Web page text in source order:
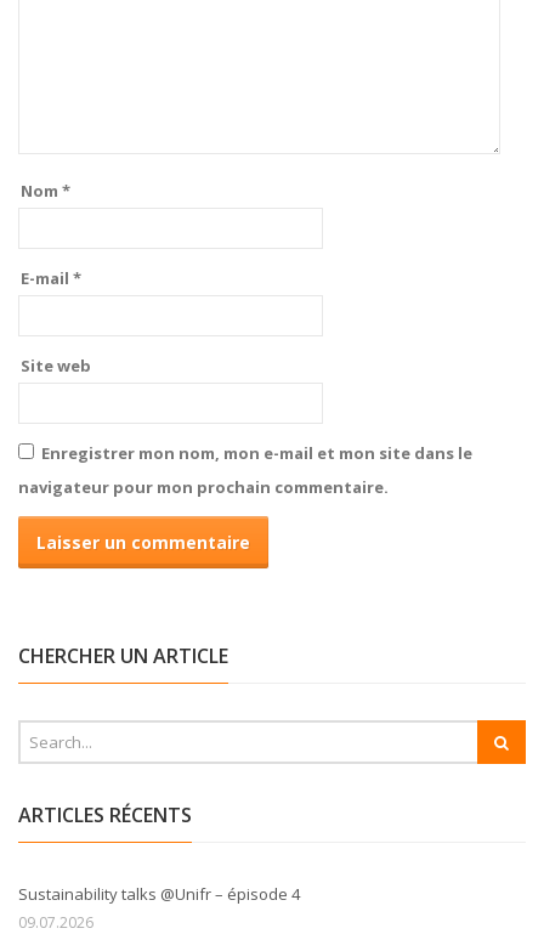
Nom *
E-mail *
Site web
Enregistrer mon nom, mon e-mail et mon site dans le
navigateur pour mon prochain commentaire.
CHERCHER UN ARTICLE
ARTICLES RÉCENTS
Sustainability talks @Unifr – épisode 4
09.07.2026